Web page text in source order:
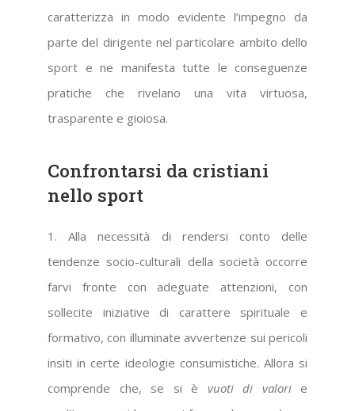
caratterizza in modo evidente l’impegno da
parte del dirigente nel particolare ambito dello
sport e ne manifesta tutte le conseguenze
pratiche che rivelano una vita virtuosa,
trasparente e gioiosa.
Confrontarsi da cristiani
nello sport
1. Alla necessità di rendersi conto delle
tendenze socio-culturali della società occorre
farvi fronte con adeguate attenzioni, con
sollecite iniziative di carattere spirituale e
formativo, con illuminate avvertenze sui pericoli
insiti in certe ideologie consumistiche. Allora si
comprende che, se si è vuoti di valori e